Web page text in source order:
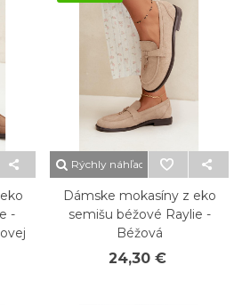
-
Rýchly náhľad
Dámske mokasíny z eko
semišu béžové Raylie -
Béžová
24,30 €